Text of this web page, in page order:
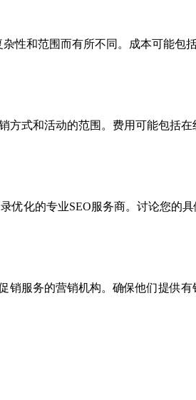
性和范围而有所不同。成本可能
方式和活动的范围。费用可能包括
优化的专业SEO服务商。讨论您的
销服务的营销机构。确保他们提供